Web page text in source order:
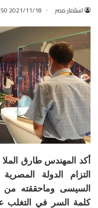
استثمار مصر 2021/11/18 11:22:50 صباحًا
أكد المهندس طارق الملا
التزام الدولة
السيسى وماحققته
كلمة السر في التغلب